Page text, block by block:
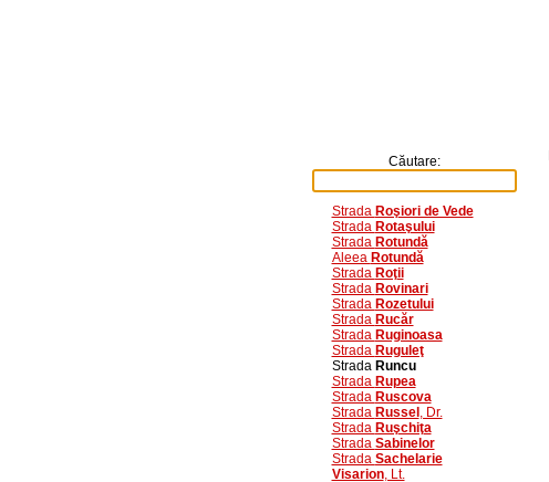
Căutare:
Strada Roşiori de Vede
Strada Rotaşului
Strada Rotundă
Aleea Rotundă
Strada Roţii
Strada Rovinari
Strada Rozetului
Strada Rucăr
Strada Ruginoasa
Strada Ruguleţ
Strada Runcu
Strada Rupea
Strada Ruscova
Strada Russel , Dr.
Strada Ruşchiţa
Strada Sabinelor
Strada Sachelarie
Visarion, Lt.